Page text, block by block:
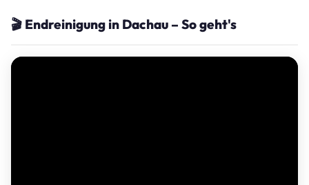
🎬 Endreinigung in Dachau – So geht's